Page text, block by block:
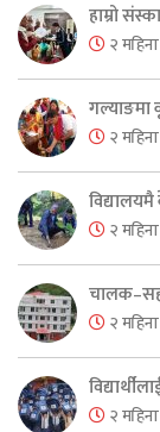
हाम्रो
२
गल्याङमा
२
विद्यालयमै
२
२
२